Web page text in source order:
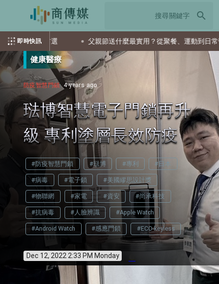
search
即時快訊
首選 父親節送什麼最實用？從聚餐、運動到日常營養 4種送
健康醫療
防疫智慧門鎖 4 years ago
琺博智慧電子門鎖再升
級 專利塗層長效防疫
#防疫智慧門鎖 #琺博 #專利 #日本
#病毒 #電子鎖 #美國繆思設計獎
#物聯網 #家電 #資安 #尚承科技
#抗病毒 #人臉辨識 #Apple Watch
#Android Watch #感應門鎖 #ECO-keyless
Dec 12, 2022 2:33 PM Monday